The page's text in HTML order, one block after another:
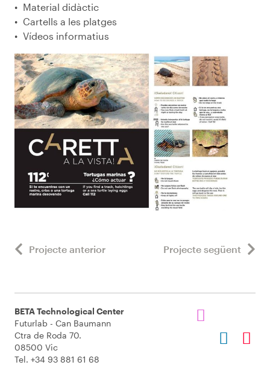
Material didàctic
Cartells a les platges
Vídeos informatius
Projecte anterior Projecte següent
BETA Technological Center
Futurlab - Can Baumann
Ctra de Roda 70.
08500 Vic
Tel. +34 93 881 61 68